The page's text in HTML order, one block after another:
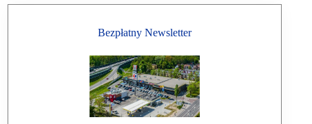
Bezpłatny Newsletter